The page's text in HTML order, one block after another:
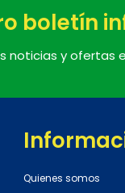
boletín
noticias y ofertas
Quienes somos